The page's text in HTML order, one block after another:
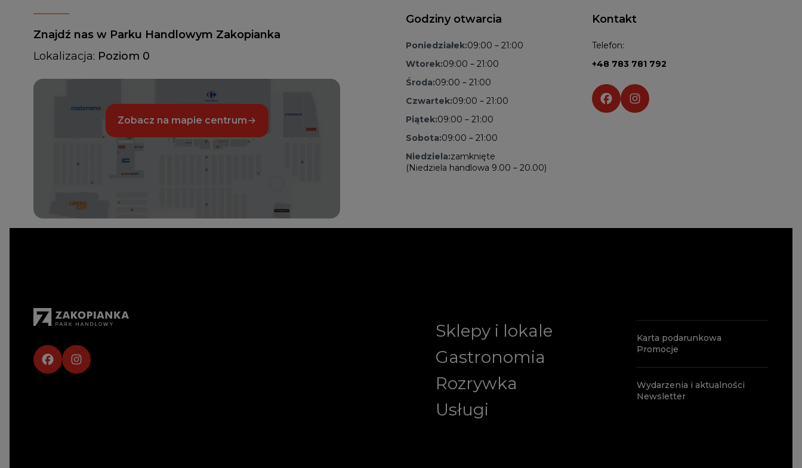
Znajdź nas w Parku Handlowym Zakopianka
Lokalizacja: Poziom 0
Zobacz na mapie centrum
Godziny otwarcia
Poniedziałek:09:00 – 21:00
Wtorek:09:00 – 21:00
Środa:09:00 – 21:00
Czwartek:09:00 – 21:00
Piątek:09:00 – 21:00
Sobota:09:00 – 21:00
Niedziela:zamknięte
(Niedziela handlowa 9.00 – 20.00)
Kontakt
Telefon:
+48 783 781 792
Social media:
Sklepy i lokale
Gastronomia
Rozrywka
Usługi
Karta podarunkowa
Promocje
Wydarzenia i aktualności
Newsletter